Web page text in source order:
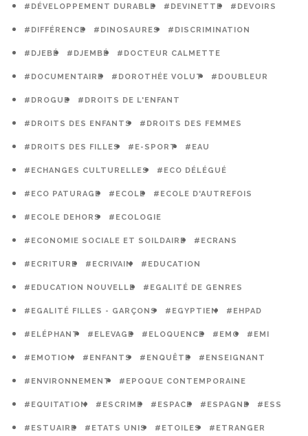
#DÉVELOPPEMENT DURABLE #DEVINETTE #DEVOIRS
#DIFFÉRENCE #DINOSAURES #DISCRIMINATION
#DJEBÉ #DJEMBÉ #DOCTEUR CALMETTE
#DOCUMENTAIRE #DOROTHÉE VOLUT #DOUBLEUR
#DROGUE #DROITS DE L'ENFANT
#DROITS DES ENFANTS #DROITS DES FEMMES
#DROITS DES FILLES #E-SPORT #EAU
#ECHANGES CULTURELLES #ECO DÉLÉGUÉ
#ECO PATURAGE #ECOLE #ECOLE D'AUTREFOIS
#ECOLE DEHORS #ECOLOGIE
#ECONOMIE SOCIALE ET SOILDAIRE #ECRANS
#ECRITURE #ECRIVAIN #EDUCATION
#EDUCATION NOUVELLE #EGALITÉ DE GENRES
#EGALITÉ FILLES - GARÇONS #EGYPTIEN #EHPAD
#ELÉPHANT #ELEVAGE #ELOQUENCE #EMC #EMI
#EMOTION #ENFANTS #ENQUÊTE #ENSEIGNANT
#ENVIRONNEMENT #EPOQUE CONTEMPORAINE
#EQUITATION #ESCRIME #ESPACE #ESPAGNE #ESS
#ESTUAIRE #ETATS UNIS #ETOILES #ETRANGER